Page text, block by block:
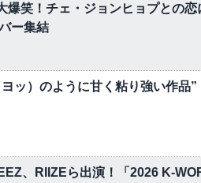
爆笑！チェ・ジョンヒョプとの
ー集結
ッ）のように甘く粘り強い作
、RIIZEら出演！「2026 K-